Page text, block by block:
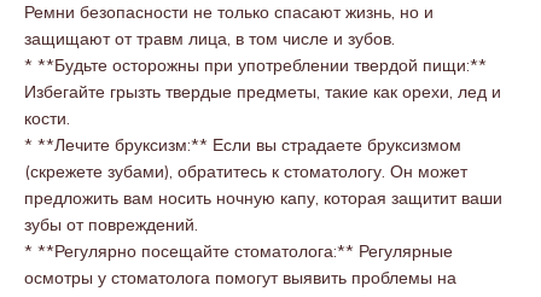
Ремни безопасности не только спасают жизнь, но и
защищают от травм лица, в том числе и зубов.
* **Будьте осторожны при употреблении твердой пищи:**
Избегайте грызть твердые предметы, такие как орехи, лед и
кости.
* **Лечите бруксизм:** Если вы страдаете бруксизмом
(скрежете зубами), обратитесь к стоматологу. Он может
предложить вам носить ночную капу, которая защитит ваши
зубы от повреждений.
* **Регулярно посещайте стоматолога:** Регулярные
осмотры у стоматолога помогут выявить проблемы на